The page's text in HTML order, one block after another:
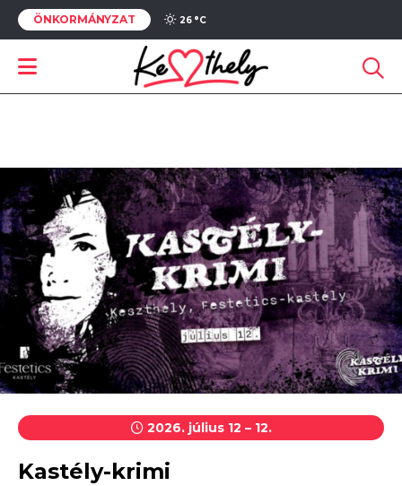
ÖNKORMÁNYZAT 26 °C
2026. július 12 – 12.
Kastély-krimi